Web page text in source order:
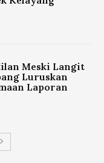
Meski Langit
Luruskan
Laporan